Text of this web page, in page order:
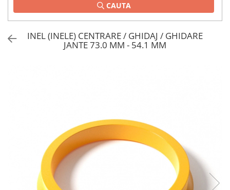
CAUTA
INEL (INELE) CENTRARE / GHIDAJ / GHIDARE
JANTE 73.0 MM - 54.1 MM